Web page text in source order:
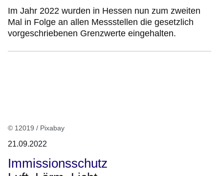
Im Jahr 2022 wurden in Hessen nun zum zweiten
Mal in Folge an allen Messstellen die gesetzlich
vorgeschriebenen Grenzwerte eingehalten.
© 12019 / Pixabay
21.09.2022
Immissionsschutz